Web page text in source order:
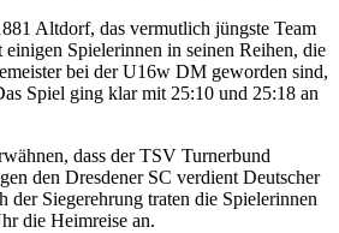
Altdorf, das vermutlich jüngste Team
Spielerinnen in seinen Reihen, die
bei der U16w DM geworden sind,
Spiel ging klar mit 25:10 und 25:18 an
dass der TSV Turnerbund
den Dresdener SC verdient Deutscher
der Siegerehrung traten die Spielerinnen
die Heimreise an.